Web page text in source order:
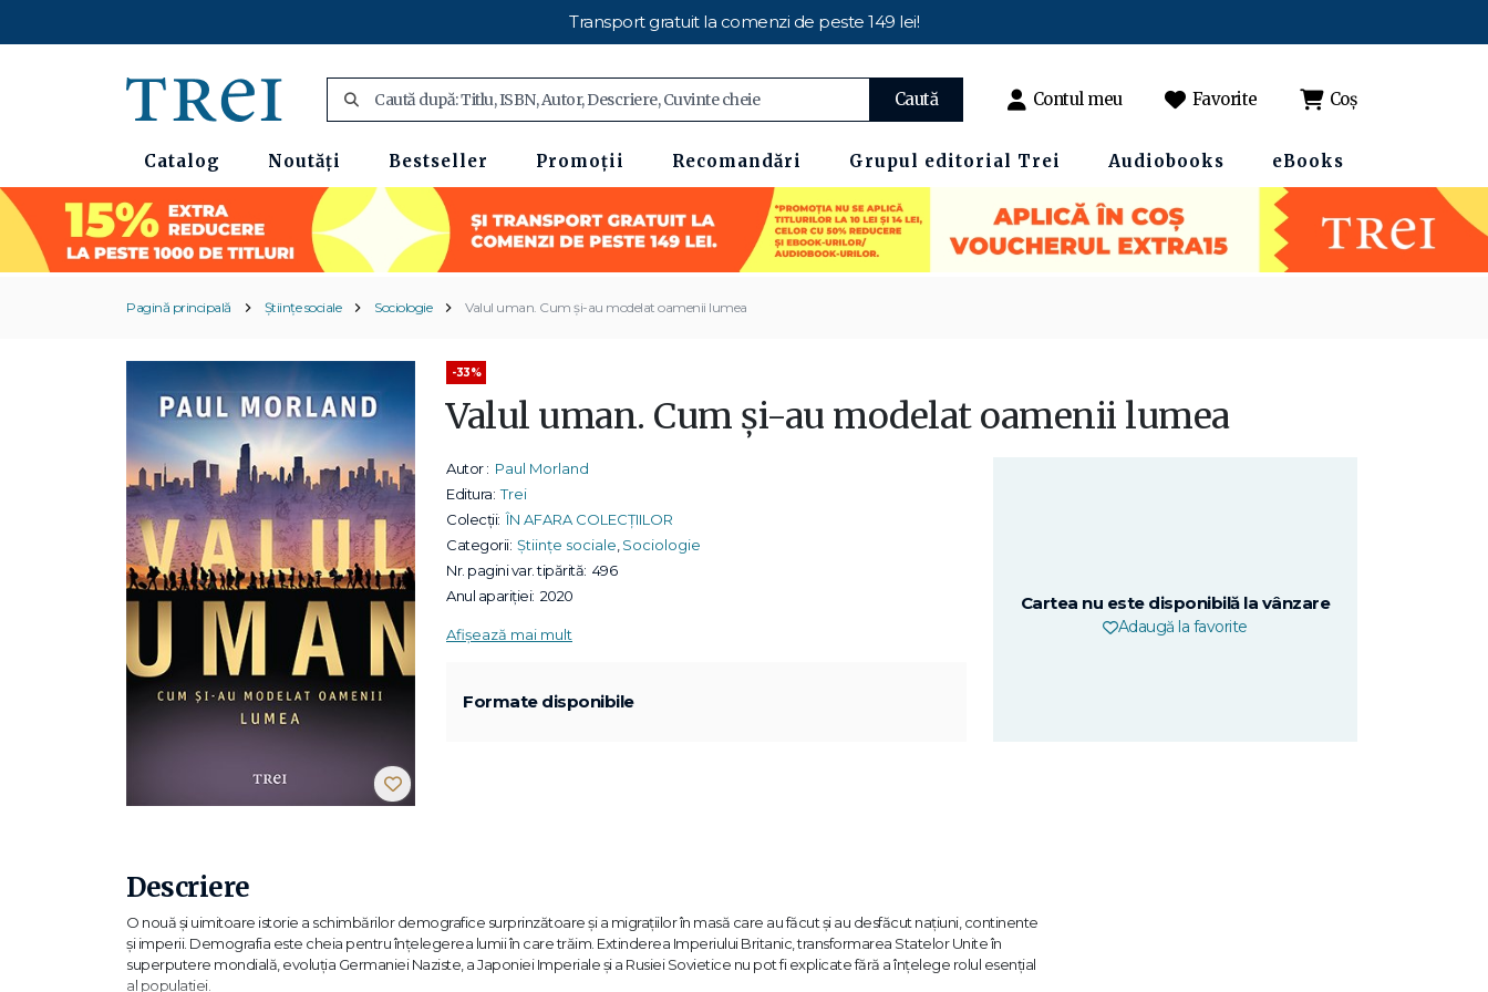
Transport gratuit la comenzi de peste 149 lei!
Caută Contul meu Favorite Coș
Catalog Noutăți Bestseller Promoții Recomandări Grupul editorial Trei Audiobooks eBooks
Pagină principală Științe sociale Sociologie Valul uman. Cum şi-au modelat oamenii lumea
-33%
Valul uman. Cum şi-au modelat oamenii lumea
Autor : Paul Morland
Editura: Trei
Colecții: ÎN AFARA COLECȚIILOR
Categorii: Științe sociale Sociologie
Nr. pagini var. tipărită: 496
Anul apariției: 2020
Afișează mai mult
Formate disponibile
Cartea nu este disponibilă la vânzare
Adaugă la favorite
Descriere
O nouă și uimitoare istorie a schimbărilor demografice surprinzătoare și a migrațiilor în masă care au făcut și au desfăcut națiuni, continente
și imperii. Demografia este cheia pentru înţelegerea lumii în care trăim. Extinderea Imperiului Britanic, transformarea Statelor Unite în
superputere mondială, evoluţia Germaniei Naziste, a Japoniei Imperiale şi a Rusiei Sovietice nu pot fi explicate fără a înţelege rolul esenţial
al populaţiei.